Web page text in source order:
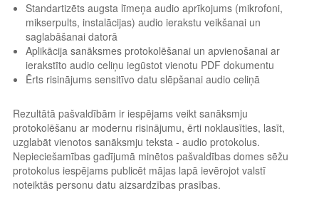
Standartizēts augsta līmeņa audio aprīkojums (mikrofoni,
mikserpults, instalācijas) audio ierakstu veikšanai un
saglabāšanai datorā
Aplikācija sanāksmes protokolēšanai un apvienošanai ar
ierakstīto audio celiņu iegūstot vienotu PDF dokumentu
Ērts risinājums sensitīvo datu slēpšanai audio celiņā
Rezultātā pašvaldībām ir iespējams veikt sanāksmju
protokolēšanu ar modernu risinājumu, ērti noklausīties, lasīt,
uzglabāt vienotos sanāksmju teksta - audio protokolus.
Nepieciešamības gadījumā minētos pašvaldības domes sēžu
protokolus iespējams publicēt mājas lapā ievērojot valstī
noteiktās personu datu aizsardzības prasības.